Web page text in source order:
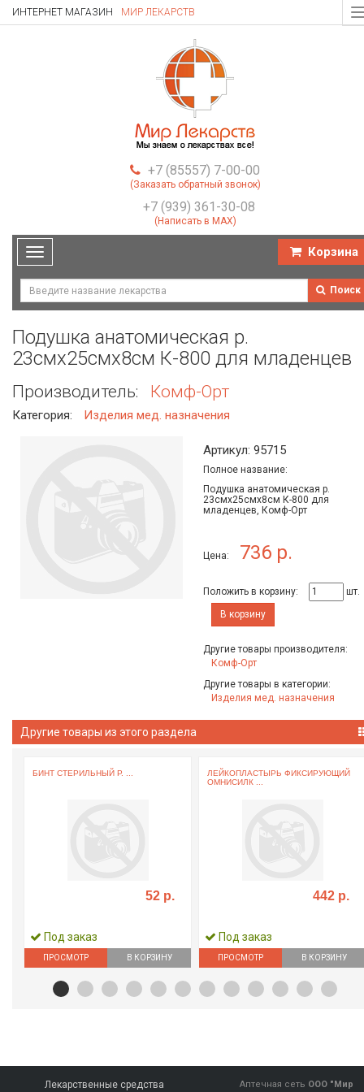
ИНТЕРНЕТ МАГАЗИН МИР ЛЕКАРСТВ
+7 (85557) 7-00-00
(Заказать обратный звонок)
+7 (939) 361-30-08
(Написать в MAX)
Toggle
navigation
Корзина
Поиск
Подушка анатомическая р.
23смх25смх8см К-800 для младенцев
Производитель: Комф-Орт
Категория: Изделия мед. назначения
Артикул: 95715
Полное название:
Подушка анатомическая р.
23смх25смх8см К-800 для
младенцев, Комф-Орт
Цена: 736 р.
Положить в корзину:
шт.
В корзину
Другие товары производителя:
Комф-Орт
Другие товары в категории:
Изделия мед. назначения
Другие товары из этого раздела
БИНТ СТЕРИЛЬНЫЙ Р. ...
52 р.
Под заказ
ПРОСМОТР В КОРЗИНУ
ЛЕЙКОПЛАСТЫРЬ ФИКСИРУЮЩИЙ
ОМНИСИЛК ...
442 р.
Под заказ
ПРОСМОТР В КОРЗИНУ
Лекарственные средства Аптечная сеть ООО "Мир